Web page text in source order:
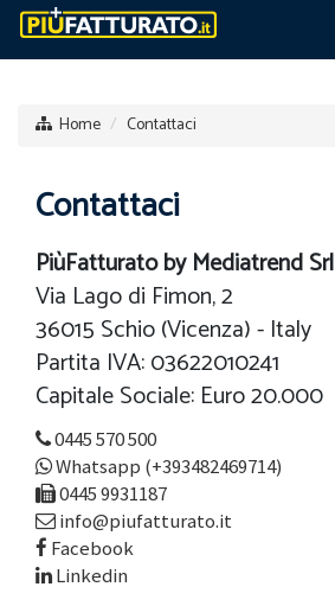
Home Contattaci
Contattaci
PiùFatturato by Mediatrend Srl
Via Lago di Fimon, 2
36015 Schio (Vicenza) - Italy
Partita IVA: 03622010241
Capitale Sociale: Euro 20.000
0445 570 500
Whatsapp (+393482469714)
0445 9931187
info@piufatturato.it
Facebook
Linkedin